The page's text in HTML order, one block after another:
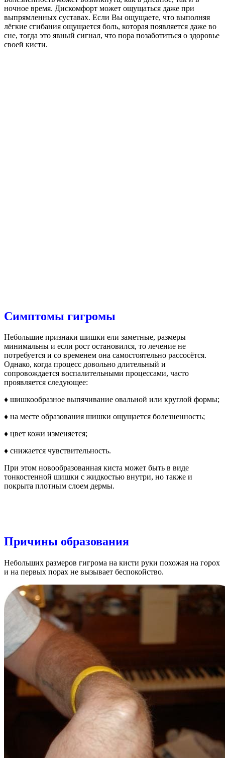
ночное время. Дискомфорт может ощущаться даже при
выпрямленных суставах. Если Вы ощущаете, что выполняя
лёгкие сгибания ощущается боль, которая появляется даже во
сне, тогда это явный сигнал, что пора позаботиться о здоровье
своей кисти.
Симптомы гигромы
Небольшие признаки шишки ели заметные, размеры
минимальны и если рост остановился, то лечение не
потребуется и со временем она самостоятельно рассосётся.
Однако, когда процесс довольно длительный и
сопровождается воспалительными процессами, часто
проявляется следующее:
♦ шишкообразное выпячивание овальной или круглой формы;
♦ на месте образования шишки ощущается болезненность;
♦ цвет кожи изменяется;
♦ снижается чувствительность.
При этом новообразованная киста может быть в виде
тонкостенной шишки с жидкостью внутри, но также и
покрыта плотным слоем дермы.
Причины образования
Небольших размеров гигрома на кисти руки похожая на горох
и на первых порах не вызывает беспокойство.